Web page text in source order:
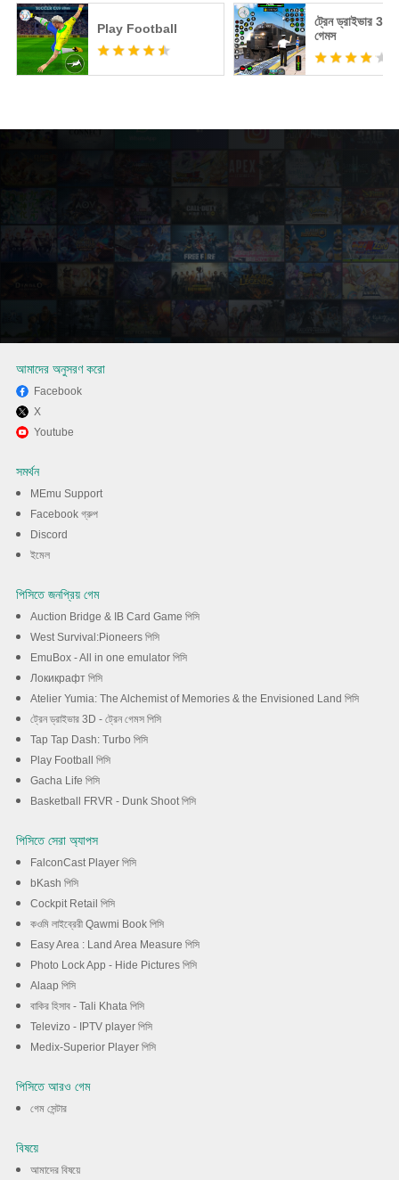
Play Football
ট্রেন ড্রাইভার 3D
গেমস
MEmu এর সাথে পিসিতে Brawlhalla
আমাদের অনুসরণ করো
Facebook
X
Youtube
সমর্থন
MEmu Support
Facebook গ্রুপ
Discord
ইমেল
পিসিতে জনপ্রিয় গেম
Auction Bridge & IB Card Game পিসি
West Survival:Pioneers পিসি
EmuBox - All in one emulator পিসি
Локикрафт পিসি
Atelier Yumia: The Alchemist of Memories & the Envisioned Land পিসি
ট্রেন ড্রাইভার 3D - ট্রেন গেমস পিসি
Tap Tap Dash: Turbo পিসি
Play Football পিসি
Gacha Life পিসি
Basketball FRVR - Dunk Shoot পিসি
পিসিতে সেরা অ্যাপস
FalconCast Player পিসি
bKash পিসি
Cockpit Retail পিসি
কওমি লাইব্রেরী Qawmi Book পিসি
Easy Area : Land Area Measure পিসি
Photo Lock App - Hide Pictures পিসি
Alaap পিসি
বাকির হিসাব - Tali Khata পিসি
Televizo - IPTV player পিসি
Medix-Superior Player পিসি
পিসিতে আরও গেম
গেম সেন্টার
বিষয়ে
আমাদের বিষয়ে